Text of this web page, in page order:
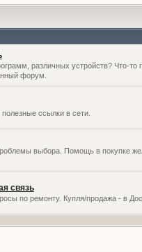
различных устройств? Что-то
форум.
ссылки в сети.
выбора. Помощь в покупке
связь
по ремонту. Купля/продажа - в